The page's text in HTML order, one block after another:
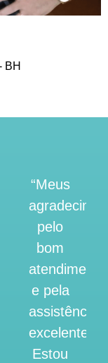
BH
“Meus
pelo
bom
atendimento
e pela
assistência
excelente.
Estou